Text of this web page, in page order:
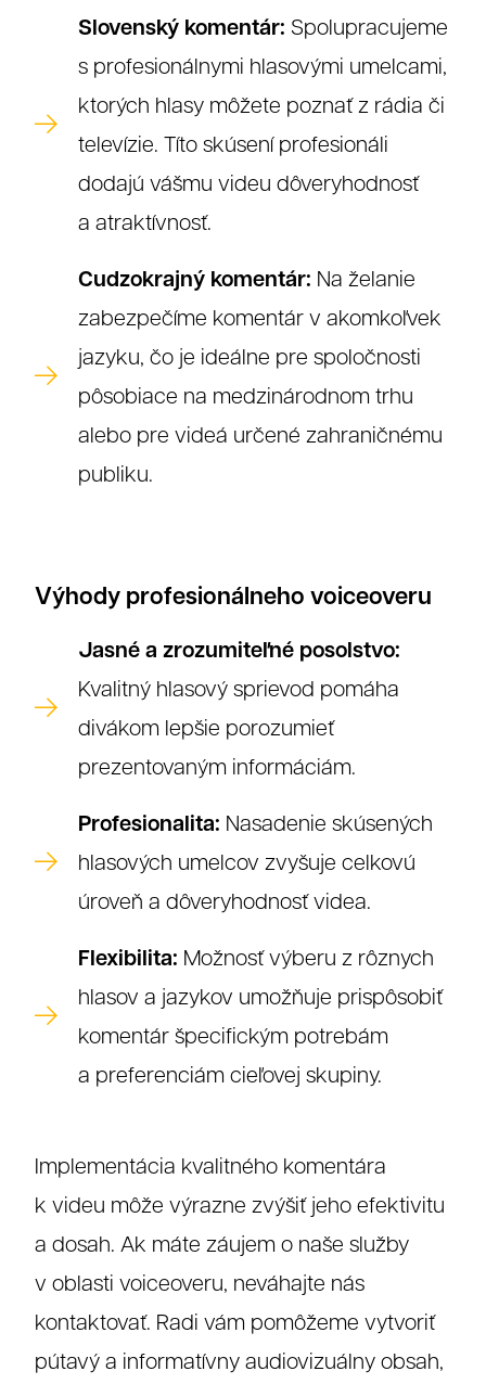
Slovenský komentár: Spolupracujeme
s profesionálnymi hlasovými umelcami,
ktorých hlasy môžete poznať z rádia či
televízie. Títo skúsení profesionáli
dodajú vášmu videu dôveryhodnosť
a atraktívnosť.
Cudzokrajný komentár: Na želanie
zabezpečíme komentár v akomkoľvek
jazyku, čo je ideálne pre spoločnosti
pôsobiace na medzinárodnom trhu
alebo pre videá určené zahraničnému
publiku.
Výhody profesionálneho voiceoveru
Jasné a zrozumiteľné posolstvo:
Kvalitný hlasový sprievod pomáha
divákom lepšie porozumieť
prezentovaným informáciám.
Profesionalita: Nasadenie skúsených
hlasových umelcov zvyšuje celkovú
úroveň a dôveryhodnosť videa.
Flexibilita: Možnosť výberu z rôznych
hlasov a jazykov umožňuje prispôsobiť
komentár špecifickým potrebám
a preferenciám cieľovej skupiny.
Implementácia kvalitného komentára
k videu môže výrazne zvýšiť jeho efektivitu
a dosah. Ak máte záujem o naše služby
v oblasti voiceoveru, neváhajte nás
kontaktovať. Radi vám pomôžeme vytvoriť
pútavý a informatívny audiovizuálny obsah,